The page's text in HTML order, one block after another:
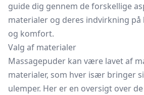
guide dig gennem de forskellige
materialer og deres indvirkning
og komfort.
Valg af materialer
Massagepuder kan være lavet af
materialer, som hver især bringer
ulemper. Her er en oversigt over